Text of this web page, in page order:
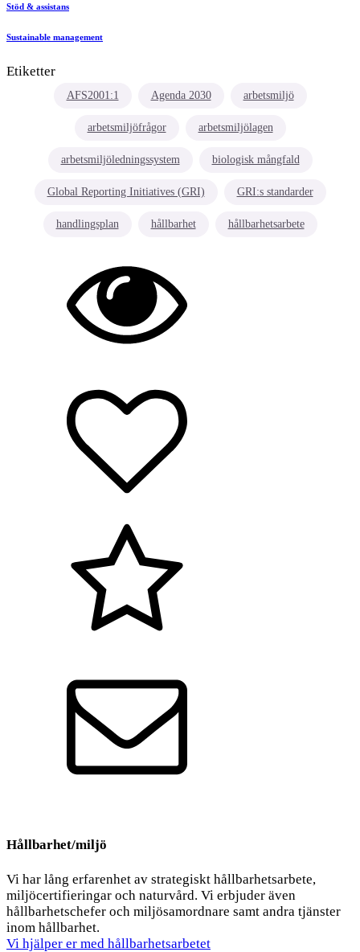
Stöd & assistans
Sustainable management
Etiketter
AFS2001:1 Agenda 2030 arbetsmiljö
arbetsmiljöfrågor arbetsmiljölagen
arbetsmiljöledningssystem biologisk mångfald
Global Reporting Initiatives (GRI) GRI:s standarder
handlingsplan hållbarhet hållbarhetsarbete
Hållbarhet/miljö
Vi har lång erfarenhet av strategiskt hållbarhetsarbete,
miljöcertifieringar och naturvård. Vi erbjuder även
hållbarhetschefer och miljösamordnare samt andra tjänster
inom hållbarhet.
Vi hjälper er med hållbarhetsarbetet